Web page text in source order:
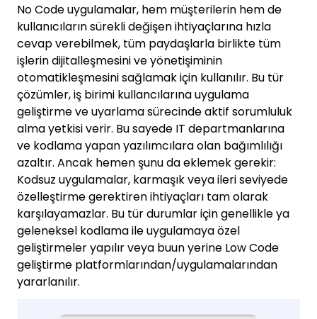
No Code uygulamalar, hem müşterilerin hem de
kullanıcıların sürekli değişen ihtiyaçlarına hızla
cevap verebilmek, tüm paydaşlarla birlikte tüm
işlerin dijitalleşmesini ve yönetişiminin
otomatikleşmesini sağlamak için kullanılır. Bu tür
çözümler, iş birimi kullancılarına uygulama
geliştirme ve uyarlama sürecinde aktif sorumluluk
alma yetkisi verir. Bu sayede IT departmanlarına
ve kodlama yapan yazılımcılara olan bağımlılığı
azaltır. Ancak hemen şunu da eklemek gerekir:
Kodsuz uygulamalar, karmaşık veya ileri seviyede
özelleştirme gerektiren ihtiyaçları tam olarak
karşılayamazlar. Bu tür durumlar için genellikle ya
geleneksel kodlama ile uygulamaya özel
geliştirmeler yapılır veya buun yerine Low Code
geliştirme platformlarından/uygulamalarından
yararlanılır.